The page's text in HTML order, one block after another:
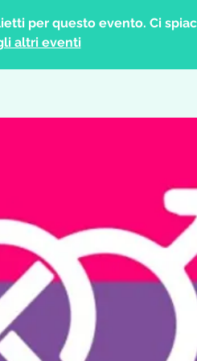
per questo evento. Ci
altri eventi